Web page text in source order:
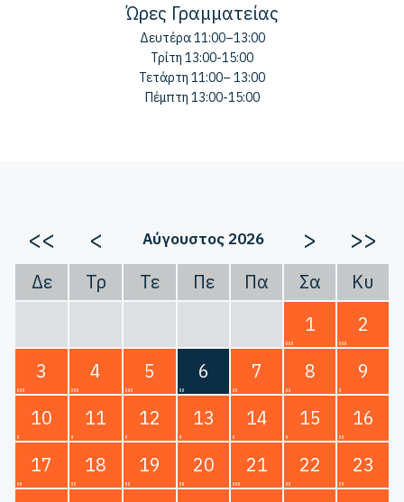
Ώρες Γραμματείας
Δευτέρα 11:00–13:00
Τρίτη 13:00-15:00
Τετάρτη 11:00– 13:00
Πέμπτη 13:00-15:00
<< < Αύγουστος 2026 > >>
Δε Τρ Τε Πε Πα Σα
Κυ
1
2
3
4 5 6 7 8
9
10
11 12 13 14 15
16
17
18 19 20 21 22
23